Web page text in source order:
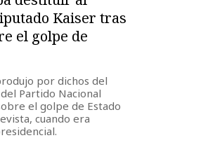
Kaiser tras
el golpe de
por dichos del
Partido Nacional
el golpe de Estado
cuando era